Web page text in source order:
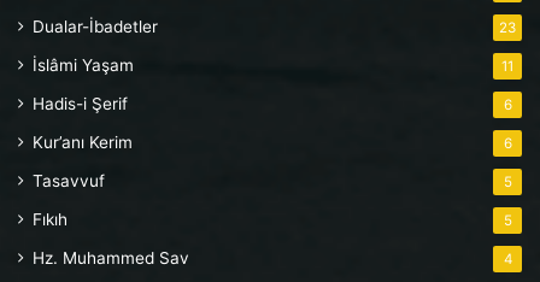
Dualar-İbadetler 23
İslâmi Yaşam 11
Hadis-i Şerif 6
Kur’anı Kerim 6
Tasavvuf 5
Fıkıh 5
Hz. Muhammed Sav 4